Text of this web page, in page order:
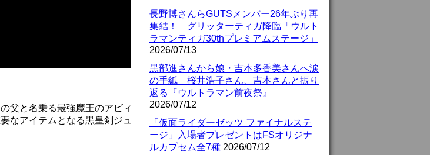
父と名乗る最強魔王のアビィ
なアイテムとなる黒皇剣ジュ
長野博さんらGUTSメンバー26年ぶり再
集結！ グリッターティガ降臨「ウルト
ラマンティガ30thプレミアムステージ」
2026/07/13
黒部進さんから娘・吉本多香美さんへ涙
の手紙 桜井浩子さん、吉本さんと振り
返る『ウルトラマン前夜祭』
2026/07/12
「仮面ライダーゼッツ ファイナルステ
ージ」入場者プレゼントはFSオリジナ
ルカプセム全7種 2026/07/12